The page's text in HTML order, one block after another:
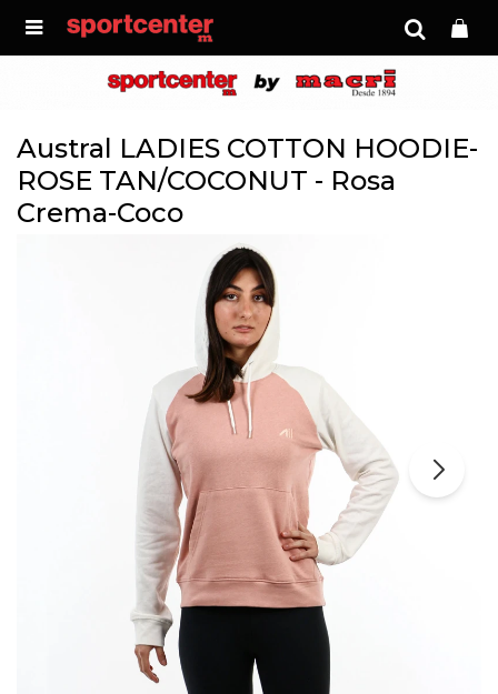

Austral LADIES COTTON HOODIE-
ROSE TAN/COCONUT - Rosa
Crema-Coco